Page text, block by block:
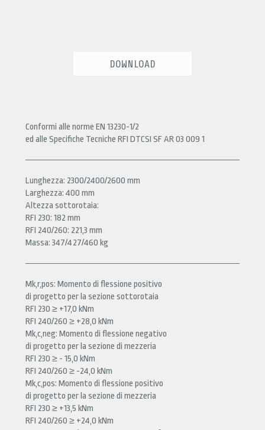
DOWNLOAD
Conformi alle norme EN 13230-1/2
ed alle Specifiche Tecniche RFI DTCSI SF AR 03 009 1
Lunghezza: 2300/2400/2600 mm
Larghezza: 400 mm
Altezza sottorotaia:
RFI 230: 182 mm
RFI 240/260: 221,3 mm
Massa: 347/427/460 kg
Mk,r,pos: Momento di flessione positivo
di progetto per la sezione sottorotaia
RFI 230 ≥ +17,0 kNm
RFI 240/260 ≥ +28,0 kNm
Mk,c,neg: Momento di flessione negativo
di progetto per la sezione di mezzeria
RFI 230 ≥ - 15,0 kNm
RFI 240/260 ≥ -24,0 kNm
Mk,c,pos: Momento di flessione positivo
di progetto per la sezione di mezzeria
RFI 230 ≥ +13,5 kNm
RFI 240/260 ≥ +24,0 kNm